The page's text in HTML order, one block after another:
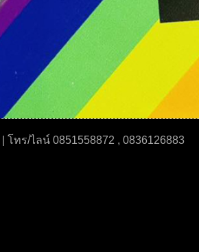
| โทร/ไลน์ 0851558872 , 0836126883